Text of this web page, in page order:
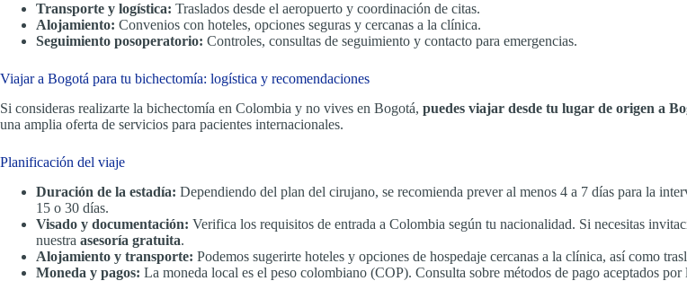
Transporte y logística: Traslados desde el aeropuerto y coordinación de citas.
Alojamiento: Convenios con hoteles, opciones seguras y cercanas a la clínica.
Seguimiento posoperatorio: Controles, consultas de seguimiento y contacto para emergencias.
Viajar a Bogotá para tu bichectomía: logística y recomendaciones
Si consideras realizarte la bichectomía en Colombia y no vives en Bogotá, puedes viajar desde tu lugar de origen a
una amplia oferta de servicios para pacientes internacionales.
Planificación del viaje
Duración de la estadía: Dependiendo del plan del cirujano, se recomienda prever al menos 4 a 7 días para la
15 o 30 días.
Visado y documentación: Verifica los requisitos de entrada a Colombia según tu nacionalidad. Si necesitas
nuestra asesoría gratuita.
Alojamiento y transporte: Podemos sugerirte hoteles y opciones de hospedaje cercanas a la clínica, así como
Moneda y pagos: La moneda local es el peso colombiano (COP). Consulta sobre métodos de pago aceptados